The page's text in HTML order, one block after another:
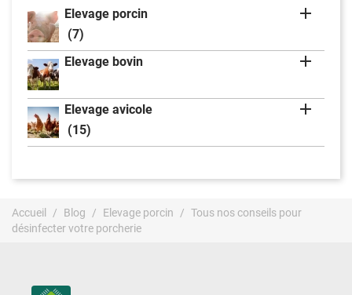
Elevage porcin
(7)

Elevage bovin 
Elevage avicole
(15)

Accueil Blog Elevage porcin
Tous nos conseils pour
désinfecter votre porcherie